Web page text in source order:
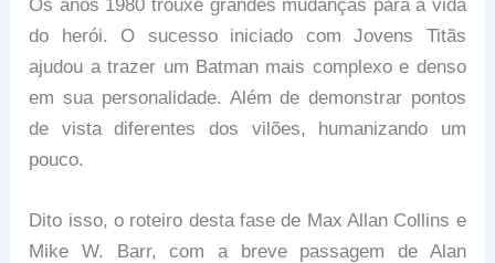
Os anos 1980 trouxe grandes mudanças para a vida
do herói. O sucesso iniciado com Jovens Titãs
ajudou a trazer um Batman mais complexo e denso
em sua personalidade. Além de demonstrar pontos
de vista diferentes dos vilões, humanizando um
pouco.
Dito isso, o roteiro desta fase de Max Allan Collins e
Mike W. Barr, com a breve passagem de Alan